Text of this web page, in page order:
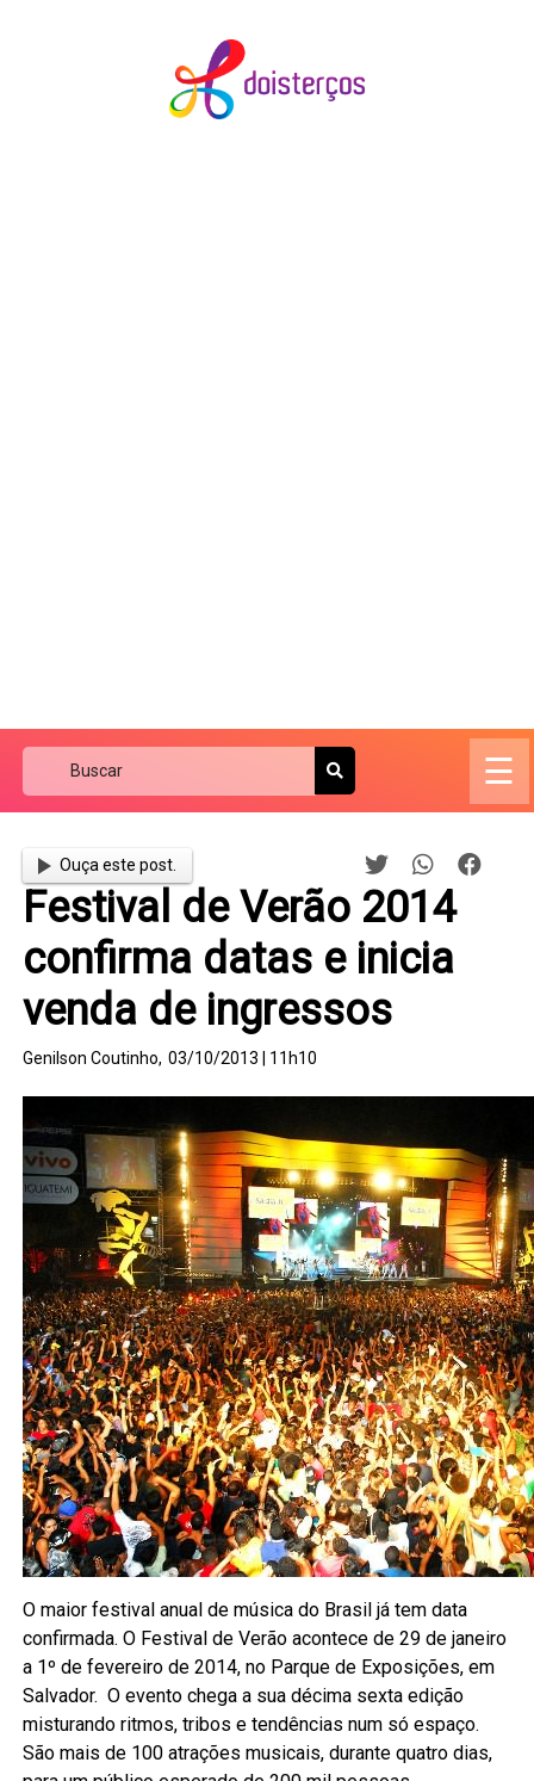
☰
Ouça este post.
Festival de Verão 2014
confirma datas e inicia
venda de ingressos
Genilson Coutinho, 03/10/2013 | 11h10
O maior festival anual de música do Brasil já tem data
confirmada. O Festival de Verão acontece de 29 de janeiro
a 1º de fevereiro de 2014, no Parque de Exposições, em
Salvador. O evento chega a sua décima sexta edição
misturando ritmos, tribos e tendências num só espaço.
São mais de 100 atrações musicais, durante quatro dias,